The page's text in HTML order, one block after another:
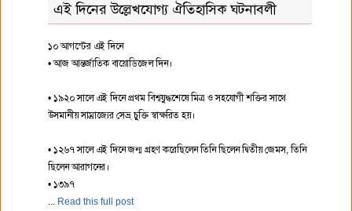
এই দিনের উল্লেখযোগ্য ঐতিহাসিক ঘটনাবলী
১০ আগস্টের এই দিনে
• আজ আন্তর্জাতিক বায়োডিজেল দিন।
• ১৯২০ সালে এই দিনে প্রথম বিশ্বযুদ্ধশেষে মিত্র ও সহযোগী শক্তির সাথে
উসমানীয় সাম্রাজ্যের সেভ্র্ চুক্তি স্বাক্ষরিত হয়।
• ১২৬৭ সালে এই দিনে জন্ম গ্রহণ করেছিলেন তিনি ছিলেন দ্বিতীয় জেমস, তিনি
ছিলেন আরাগনের।
• ১৩৯৭
Read this full post